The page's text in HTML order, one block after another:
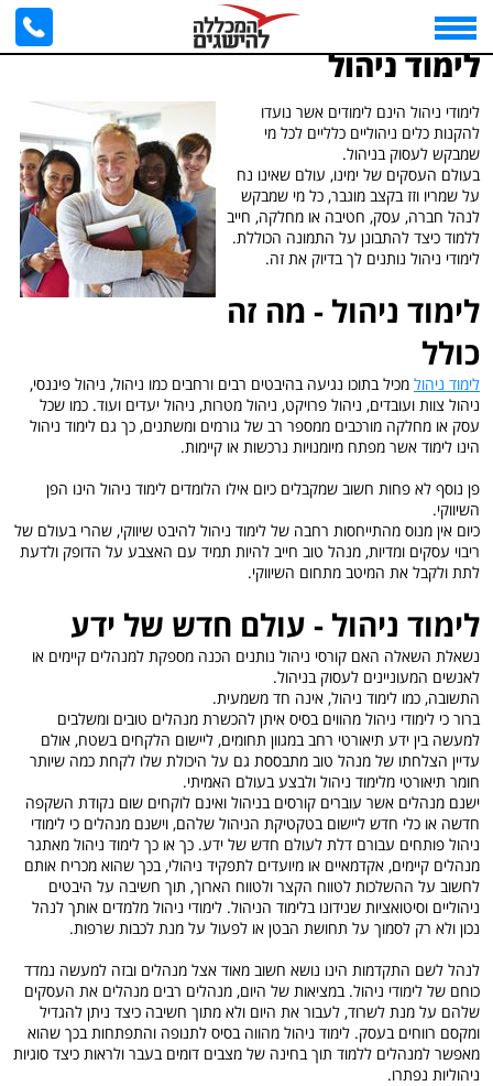
דף הבית לימוד ניהול
לימוד ניהול
לימודי ניהול הינם לימודים אשר נועדו
להקנות כלים ניהוליים כלליים לכל מי
שמבקש לעסוק בניהול.
בעולם העסקים של ימינו, עולם שאינו נח
על שמריו וזז בקצב מוגבר, כל מי שמבקש
לנהל חברה, עסק, חטיבה או מחלקה, חייב
ללמוד כיצד להתבונן על התמונה הכוללת.
לימודי ניהול נותנים לך בדיוק את זה.
לימוד ניהול - מה זה
כולל
לימוד ניהול מכיל בתוכו נגיעה בהיבטים רבים ורחבים כמו ניהול, ניהול פיננסי,
ניהול צוות ועובדים, ניהול פרויקט, ניהול מטרות, ניהול יעדים ועוד. כמו שכל
עסק או מחלקה מורכבים ממספר רב של גורמים ומשתנים, כך גם לימוד ניהול
הינו לימוד אשר מפתח מיומנויות נרכשות או קיימות.
פן נוסף לא פחות חשוב שמקבלים כיום אילו הלומדים לימוד ניהול הינו הפן
השיווקי.
כיום אין מנוס מהתייחסות רחבה של לימוד ניהול להיבט שיווקי, שהרי בעולם של
ריבוי עסקים ומדיות, מנהל טוב חייב להיות תמיד עם האצבע על הדופק ולדעת
לתת ולקבל את המיטב מתחום השיווקי.
לימוד ניהול - עולם חדש של ידע
נשאלת השאלה האם קורסי ניהול נותנים הכנה מספקת למנהלים קיימים או
לאנשים המעוניינים לעסוק בניהול.
התשובה, כמו לימוד ניהול, אינה חד משמעית.
ברור כי לימודי ניהול מהווים בסיס איתן להכשרת מנהלים טובים ומשלבים
למעשה בין ידע תיאורטי רחב במגוון תחומים, ליישום הלקחים בשטח, אולם
עדיין הצלחתו של מנהל טוב מתבססת גם על היכולת שלו לקחת כמה שיותר
חומר תיאורטי מלימוד ניהול ולבצע בעולם האמיתי.
ישנם מנהלים אשר עוברים קורסים בניהול ואינם לוקחים שום נקודת השקפה
חדשה או כלי חדש ליישום בטקטיקת הניהול שלהם, וישנם מנהלים כי לימודי
ניהול פותחים עבורם דלת לעולם חדש של ידע. כך או כך לימוד ניהול מאתגר
מנהלים קיימים, אקדמאיים או מיועדים לתפקיד ניהולי, בכך שהוא מכריח אותם
לחשוב על ההשלכות לטווח הקצר ולטווח הארוך, תוך חשיבה על היבטים
ניהוליים וסיטואציות שנידונו בלימוד הניהול. לימודי ניהול מלמדים אותך לנהל
נכון ולא רק לסמוך על תחושת הבטן או לפעול על מנת לכבות שרפות.
לנהל לשם התקדמות הינו נושא חשוב מאוד אצל מנהלים ובזה למעשה נמדד
כוחם של לימודי ניהול. במציאות של היום, מנהלים רבים מנהלים את העסקים
שלהם על מנת לשרוד, לעבור את היום ולא מתוך חשיבה כיצד ניתן להגדיל
ומקסם רווחים בעסק. לימוד ניהול מהווה בסיס לתנופה והתפתחות בכך שהוא
מאפשר למנהלים ללמוד תוך בחינה של מצבים דומים בעבר ולראות כיצד סוגיות
ניהוליות נפתרו.